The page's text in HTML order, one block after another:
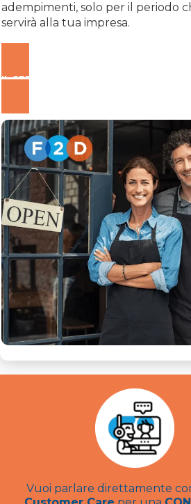
adempimenti, solo per il periodo
servirà alla tua impresa.
IL SERVIZIO CHE FA PER TE
Vuoi parlare direttamente